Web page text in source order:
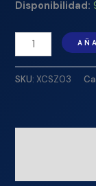
Disponibilidad:
SKU:XCSZ03